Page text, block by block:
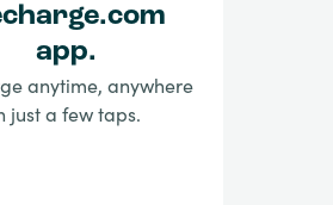
app.
anytime, anywhere
just a few taps.